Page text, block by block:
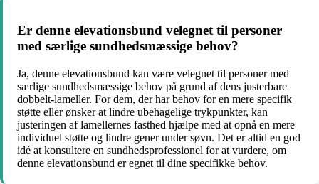
Er denne elevationsbund velegnet til personer
med særlige sundhedsmæssige behov?
Ja, denne elevationsbund kan være velegnet til personer med
særlige sundhedsmæssige behov på grund af dens justerbare
dobbelt-lameller. For dem, der har behov for en mere specifik
støtte eller ønsker at lindre ubehagelige trykpunkter, kan
justeringen af lamellernes fasthed hjælpe med at opnå en mere
individuel støtte og lindre gener under søvn. Det er altid en god
idé at konsultere en sundhedsprofessionel for at vurdere, om
denne elevationsbund er egnet til dine specifikke behov.